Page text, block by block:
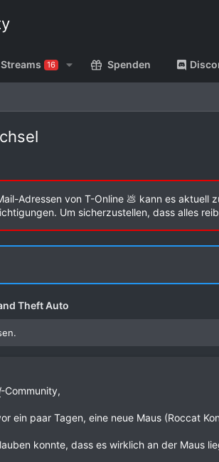
Streams 16 Spenden
Adressen von T-Online 💩 kann es
Um sicherzustellen, dass alles
Theft Auto
-Community,
ein paar Tagen, eine neue Maus (Roccat
konnte, dass es wirklich an der Maus